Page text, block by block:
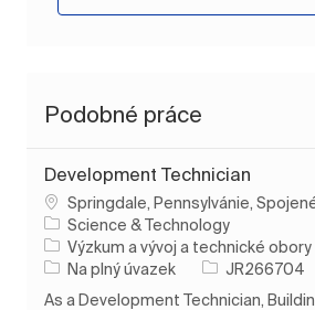
Podobné práce
Development Technician
Umístění
Springdale, Pennsylvánie,
Science & Technology
Kategorie
Výzkum a vývoj a technické obory
Typ úlohy
Na plný úvazek ID úlohy
JR266704
As a Development Technician,